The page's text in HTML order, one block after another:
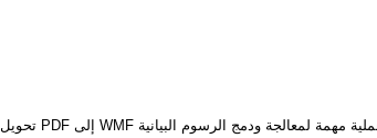
تحويل PDF إلى WMF هو عملية مهمة لمعالجة ودمج الرسوم البيانية. PDF (تنسيق المستندات المحمولة) قد عزز مكانته كتنسيق رئيسي لتبادل